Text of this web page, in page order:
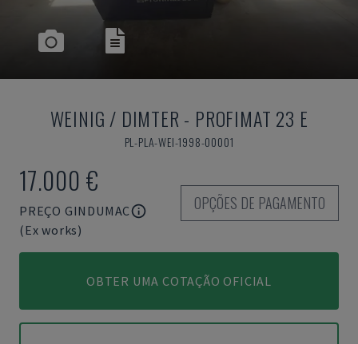
WEINIG / DIMTER - PROFIMAT 23 E
PL-PLA-WEI-1998-00001
17.000 €
PREÇO GINDUMAC
(Ex works)
OPÇÕES DE PAGAMENTO
OBTER UMA COTAÇÃO OFICIAL